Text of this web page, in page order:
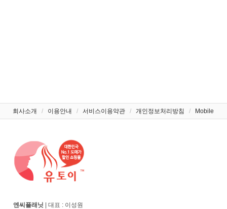
회사소개 / 이용안내 / 서비스이용약관 / 개인정보처리방침 / Mobile
엔씨플래닛 | 대표 : 이성원